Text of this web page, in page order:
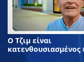
Ο Τζιμ είναι
κατενθουσιασμένος